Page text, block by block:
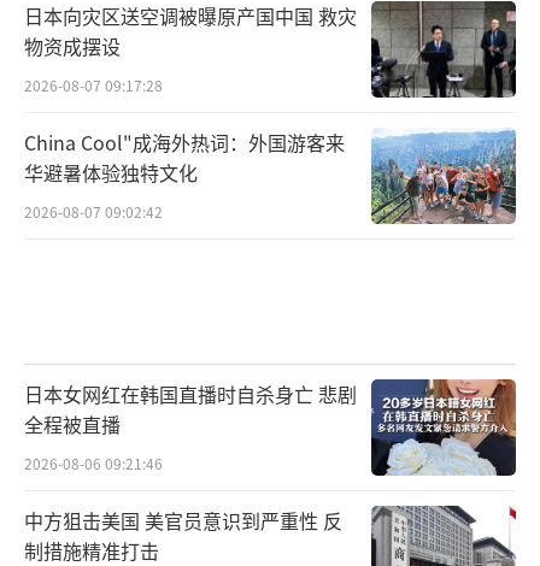
日本向灾区送空调被曝原产国中国 救灾
物资成摆设
2026-08-07 09:17:28
China Cool"成海外热词：外国游客来
华避暑体验独特文化
2026-08-07 09:02:42
日本女网红在韩国直播时自杀身亡 悲剧
全程被直播
2026-08-06 09:21:46
中方狙击美国 美官员意识到严重性 反
制措施精准打击